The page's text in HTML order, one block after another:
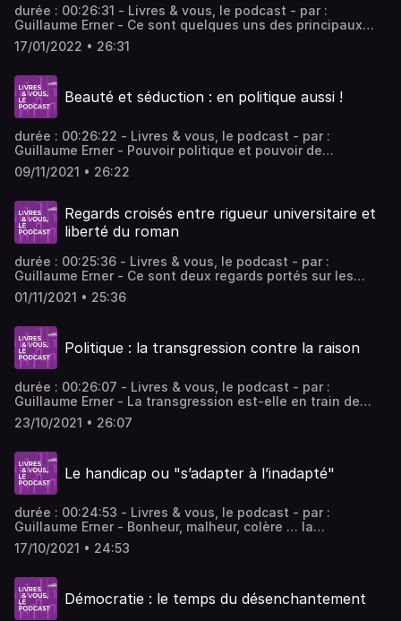
durée : 00:26:31 - Livres & vous, le podcast - par :
Guillaume Erner - Ce sont quelques uns des principaux
grands fauves de la politique de "l’ancien monde" qu’ont
observé avec obstination et minutie Catherine Nay et Éric
: Eric Roussel Journaliste et écrivain
17/01/2022 • 26:31
Beauté et séduction : en politique aussi !
durée : 00:26:22 - Livres & vous, le podcast - par :
Guillaume Erner - Pouvoir politique et pouvoir de
séduction sont étroitement liés. Au micro de Guillaume
Erner, François Hourmant et Solenn de Royer expliquent le
09/11/2021 • 26:22
Regards croisés entre rigueur universitaire et
liberté du roman
durée : 00:25:36 - Livres & vous, le podcast - par :
Guillaume Erner - Ce sont deux regards portés sur les
mondes de l’esclavage que Guillaume Erner dans Livres &
Vous sur Public Sénat nous invite à croiser. Deux livres,
désormais planétaire.
01/11/2021 • 25:36
Politique : la transgression contre la raison
durée : 00:26:07 - Livres & vous, le podcast - par :
Guillaume Erner - La transgression est-elle en train de
devenir une nouvelle norme du débat politique ? Le
philosophe Marcel Gauchet, invité de Guillaume Erner
23/10/2021 • 26:07
Le handicap ou "s’adapter à l’inadapté"
durée : 00:24:53 - Livres & vous, le podcast - par :
Guillaume Erner - Bonheur, malheur, colère … la
confrontation avec le handicap bouleverse au plus
profond des âmes. Clara Dupont-Monod et Marc Dugain,
Public Sénat, dépeignent chacun avec leur sensibilité
leurs rapports avec ces surprises que réservent parfois la
vie.
17/10/2021 • 24:53
Démocratie : le temps du désenchantement